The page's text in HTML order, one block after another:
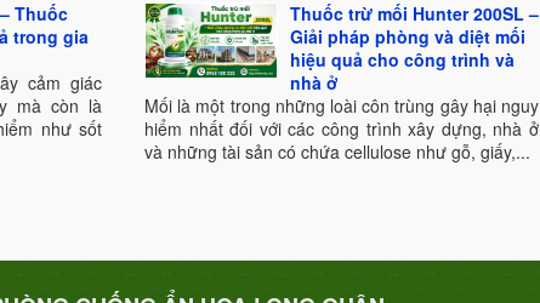
Thuốc
trong gia
cảm giác
mà còn là
như sốt
Thuốc trừ mối Hunter 200SL –
Giải pháp phòng và diệt mối
hiệu quả cho công trình và
nhà ở
Mối là một trong những loài côn trùng gây hại nguy
hiểm nhất đối với các công trình xây dựng, nhà ở
và những tài sản có chứa cellulose như gỗ, giấy,...